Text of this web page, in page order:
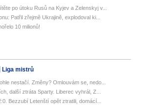
po útoku Rusů na Kyjev a Zelenskyj v...
Patřil zřejmě Ukrajině, explodoval ki...
10 milionů!
Liga mistrů
nestačí. Změny? Omlouvám se, nedo...
další ztráta Sparty. Liberec vyhrál, Z...
Bezzubí Letenští opět ztratili, domácí...